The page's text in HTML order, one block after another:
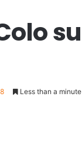
su
Less than a minute